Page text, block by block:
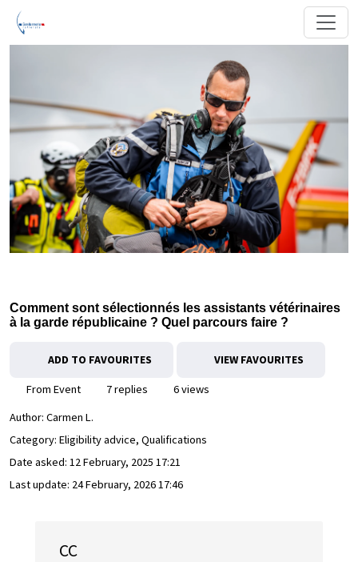
Comment sont sélectionnés les assistants vétérinaires
à la garde républicaine ? Quel parcours faire ?
ADD TO FAVOURITES VIEW FAVOURITES
From Event 7 replies
6 views
Author: Carmen L.
Category: Eligibility advice, Qualifications
Date asked: 12 February, 2025 17:21
Last update: 24 February, 2026 17:46
CC